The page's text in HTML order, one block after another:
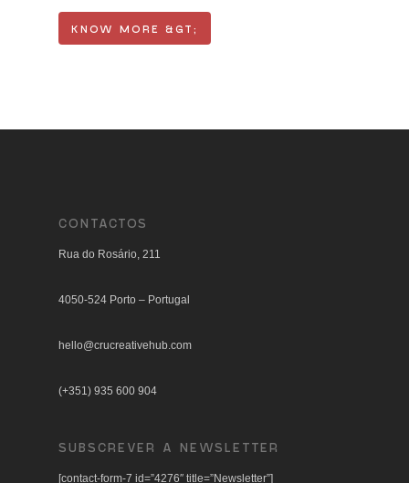
KNOW MORE &GT;
CONTACTOS
Rua do Rosário, 211
4050-524 Porto – Portugal
hello@crucreativehub.com
(+351) 935 600 904
SUBSCREVER A NEWSLETTER
[contact-form-7 id=”4276″ title=”Newsletter”]